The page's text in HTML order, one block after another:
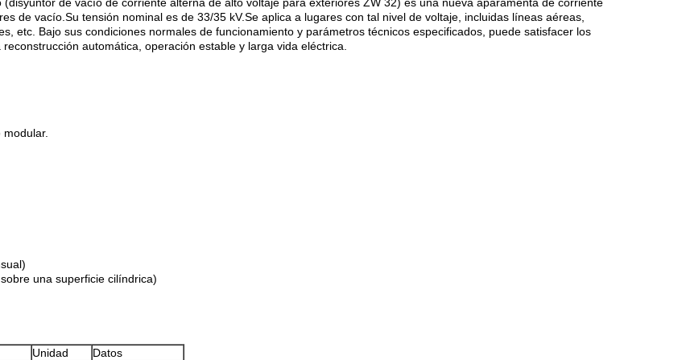
de vacío.Su tensión nominal es de 33/35 kV.Se aplica a lugares con tal nivel de voltaje, incluidas líneas aéreas,
etc. Bajo sus condiciones normales de funcionamiento y parámetros técnicos especificados, puede satisfacer los
automática, operación estable y larga vida eléctrica.
una superficie cilíndrica)
Unidad
Datos